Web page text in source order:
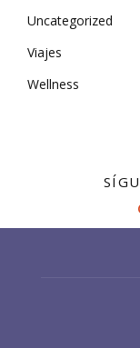
Uncategorized
Viajes
Wellness